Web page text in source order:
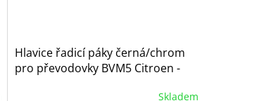
Hlavice řadicí páky černá/chrom
pro převodovky BVM5 Citroen -
Skladem